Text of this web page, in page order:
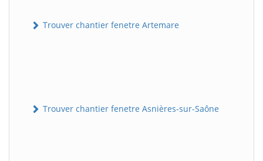
Trouver chantier fenetre Artemare
Trouver chantier fenetre Asnières-sur-Saône